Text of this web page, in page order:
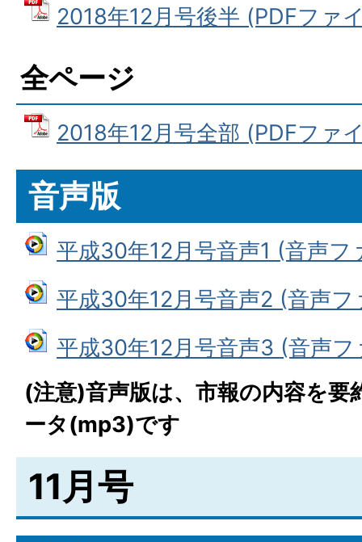
2018年12月号後半 (PDFファ
全ページ
2018年12月号全部 (PDFファ
音声版
平成30年12月号音声1 (音声
平成30年12月号音声2 (音声
平成30年12月号音声3 (音声
(注意)音声版は、市報の内容を要
ータ(mp3)です
11月号